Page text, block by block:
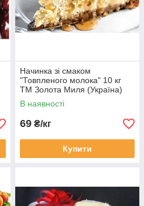
Начинка зі смаком
"Товпленого молока" 10 кг
ТМ Золота Миля (Україна)
В наявності
69 ₴/кг
Купити